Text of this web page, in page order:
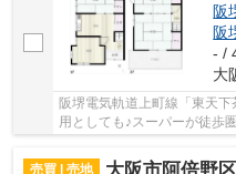
阪
阪
- /
大
阪堺電気軌道上町線「東天
用としても♪スーパーが徒歩
売買 | 売地